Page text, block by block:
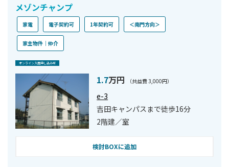
メゾンチャンプ
家電 電子契約可 1年契約可 ＜南門方向＞
家主物件｜仲介
オンライン⼊居申し込み可
1.7万円 （共益費 3,000円）
e-3
吉田キャンパスまで徒歩16分
2階建／室
検討BOXに追加